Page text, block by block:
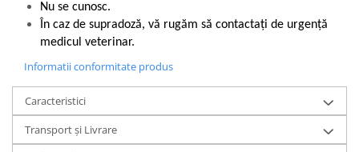
Nu se cunosc.
În caz de supradoză, vă rugăm să contactați de urgență
medicul veterinar.
Informatii conformitate produs
Caracteristici
Transport și Livrare